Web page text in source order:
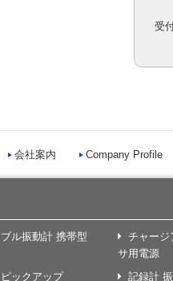
受
会社案内 Company Profile
ル振動計 携帯型
チャージ
サ用電源
ックアップ
記録計